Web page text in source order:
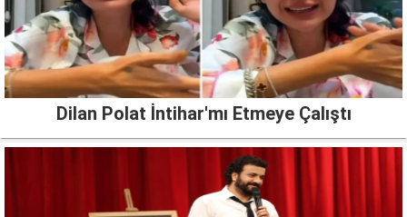
Dilan Polat İntihar'mı Etmeye Çalıştı